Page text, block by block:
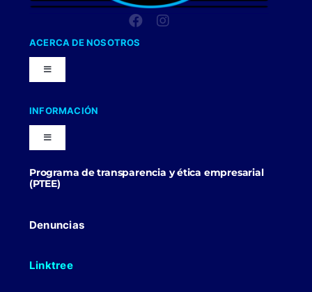
ACERCA DE NOSOTROS
Toggle
Navigation
Nuestra Compañia
Trabaja con nosotros
INFORMACIÓN
Toggle
Navigation
Blog
Politicas Comerciales
Programa de transparencia y ética empresarial
(PTEE)
Denuncias
Linktree